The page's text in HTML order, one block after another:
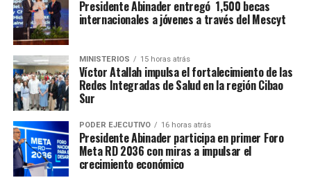
Presidente Abinader entregó 1,500 becas
internacionales a jóvenes a través del Mescyt
MINISTERIOS 15 horas atrás
Víctor Atallah impulsa el fortalecimiento de las
Redes Integradas de Salud en la región Cibao
Sur
PODER EJECUTIVO 16 horas atrás
Presidente Abinader participa en primer Foro
Meta RD 2036 con miras a impulsar el
crecimiento económico